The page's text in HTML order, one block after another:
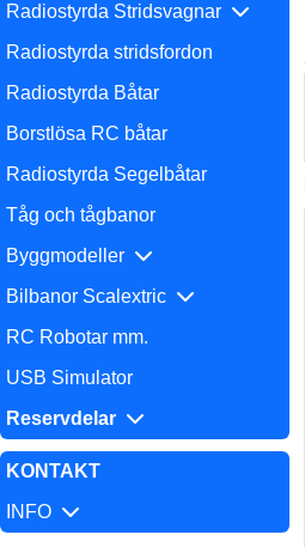
Radiostyrda Stridsvagnar
Radiostyrda stridsfordon
Radiostyrda Båtar
Borstlösa RC båtar
Radiostyrda Segelbåtar
Tåg och tågbanor
Byggmodeller
Bilbanor Scalextric
RC Robotar mm.
USB Simulator
Reservdelar
KONTAKT
INFO